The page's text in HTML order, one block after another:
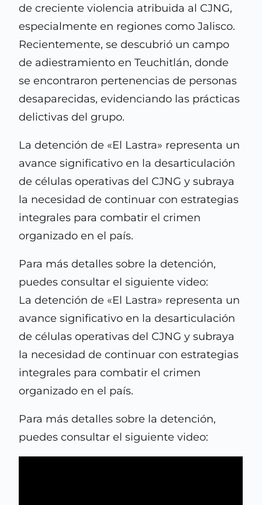
de creciente violencia atribuida al CJNG,
especialmente en regiones como Jalisco.
Recientemente, se descubrió un campo
de adiestramiento en Teuchitlán, donde
se encontraron pertenencias de personas
desaparecidas, evidenciando las prácticas
delictivas del grupo.
La detención de «El Lastra» representa un
avance significativo en la desarticulación
de células operativas del CJNG y subraya
la necesidad de continuar con estrategias
integrales para combatir el crimen
organizado en el país.
Para más detalles sobre la detención,
puedes consultar el siguiente video:
La detención de «El Lastra» representa un
avance significativo en la desarticulación
de células operativas del CJNG y subraya
la necesidad de continuar con estrategias
integrales para combatir el crimen
organizado en el país.
Para más detalles sobre la detención,
puedes consultar el siguiente video: